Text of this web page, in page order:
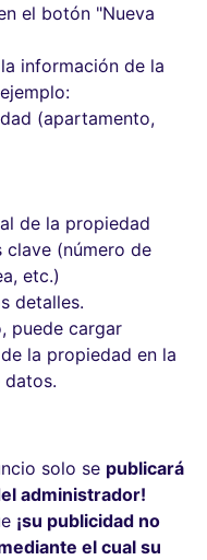
el botón "Nueva
información de la
(apartamento,
de la propiedad
clave (número de
etc.)
detalles.
puede cargar
la propiedad en la
datos.
solo se publicará
administrador!
¡su publicidad no
el cual su